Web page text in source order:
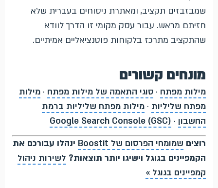
שמבזבזים תקציב, ומאתרת ניסוחים בעברית שלא
חזיתם מראש. עבור עסק מקומי זו הדרך לוודא
שהתקציב מתרכז בלקוחות פוטנציאליים אמיתיים.
מונחים קשורים
מילות מפתח · סוגי התאמה של מילות מפתח · מילות
מפתח שליליות · מילות מפתח שליליות ברמת
החשבון ·
Google Search Console (GSC)
רוצים שמומחי הפרסום של Boostit
ינהלו עבורכם את
הקמפיינים בגוגל וישיגו יותר תוצאות? לשירות ניהול
קמפיינים בגוגל »